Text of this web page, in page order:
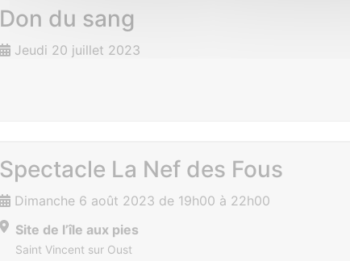
Don du sang
Jeudi 20 juillet 2023
Spectacle La Nef des Fous
Dimanche 6 août 2023 de 19h00 à 22h00
Site de l’île aux pies
Saint Vincent sur Oust